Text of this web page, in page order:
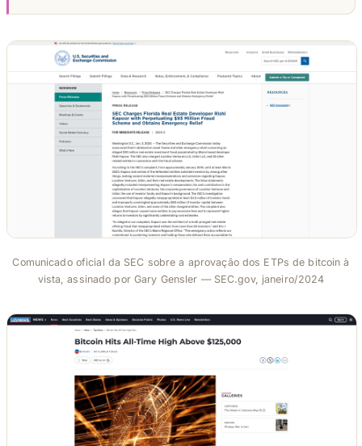
Comunicado oficial da SEC sobre a aprovação dos ETPs de bitcoin à
vista, assinado por Gary Gensler — SEC.gov, janeiro/2024